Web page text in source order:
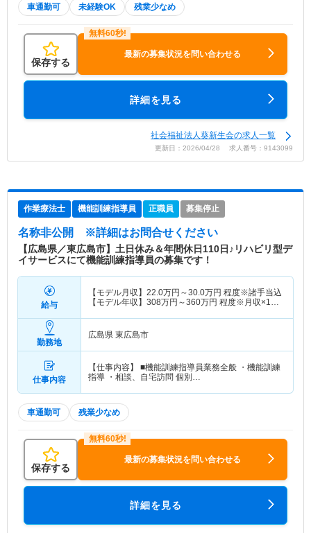
車通勤可 未経験OK 残業少なめ
保存する
最新の募集状況を問い合わせる
詳細を見る
社会福祉法人葵新生会の求人一覧
更新日：2026/04/28 求人番号：9143099
作業療法士 機能訓練指導員 正職員 募集停止
名称非公開 ※詳細はお問合せください
【広島県／東広島市】土日休み＆年間休日110日♪リハビリ型デ
イサービスにて機能訓練指導員の募集です！
給与
【モデル月収】 22.0万円～30.0万円 程度※諸手当込
【モデル年収】 308万円～360万円 程度※月収×12
勤務地
広島県 東広島市
仕事内容
【仕事内容】 ■機能訓練指導員業務全般 ・機能訓練
指導 ・相談、自宅訪問 個別…
車通勤可 残業少なめ
保存する
最新の募集状況を問い合わせる
詳細を見る